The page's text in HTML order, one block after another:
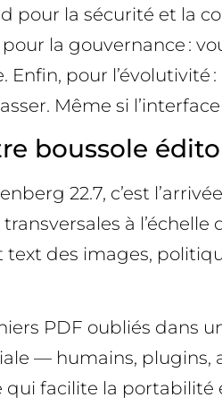
pour la sécurité et la
la gouvernance :
pour
Même si
boussole
22.7, c’est
à
des images,
PDF oubliés
— humains, plugins,
qui facilite la